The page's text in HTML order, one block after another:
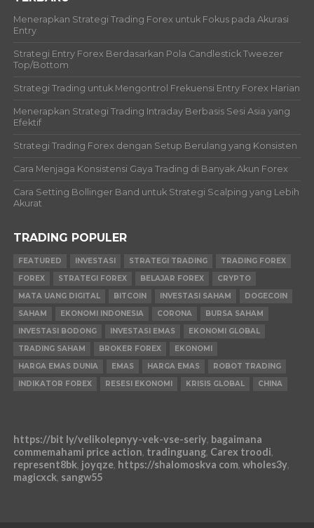
Menerapkan Strategi Trading Forex untuk Fokus pada Akurasi
Entry
Strategi Entry Forex Berdasarkan Pola Candlestick Tweezer
Top/Bottom
Strategi Trading untuk Mengontrol Frekuensi Entry Forex Harian
Menerapkan Strategi Trading Intraday Berbasis Sesi Asia yang
Efektif
Strategi Trading Forex dengan Setup Berulang yang Konsisten
Cara Menjaga Konsistensi Gaya Trading di Banyak Akun Forex
Cara Setting Bollinger Band untuk Strategi Scalping yang Lebih
Akurat
TRADING POPULER
FEATURED INVESTASI STRATEGI TRADING
TRADING FOREX
FOREX
STRATEGI FOREX BELAJAR FOREX
CRYPTO
MATA UANG DIGITAL
BITCOIN INVESTASI SAHAM
DOGECOIN
SAHAM
EKONOMI INDONESIA CORONA
BURSA SAHAM
INVESTASI BODONG
INVESTASI EMAS
EKONOMI GLOBAL
TRADING SAHAM
BROKER FOREX
EKONOMI
HARGA EMAS DUNIA
EMAS HARGA EMAS
ROBOT TRADING
INDIKATOR FOREX
RESESI EKONOMI KRISIS GLOBAL CHINA
https://bit ly/velikolepnyy-vek-vse-seriy, bagaimana
commemahami price action, tradinguang, Carex troodi,
represent8bk, joyqze, https://shalomoskva com, wholes3y,
magicxck, sangw55